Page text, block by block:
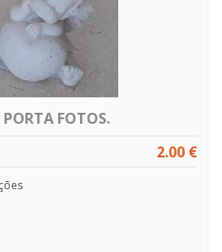
FOTOS.
2.00 €